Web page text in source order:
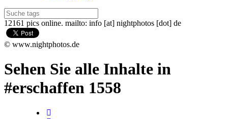
12161 pics online. mailto: info [at] nightphotos [dot] de
© www.nightphotos.de
Sehen Sie alle Inhalte in
#erschaffen 1558